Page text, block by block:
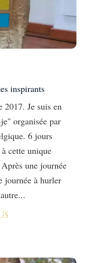
inspirants
Je suis en
organisée par
6 jours
cette unique
une journée
journée à hurler